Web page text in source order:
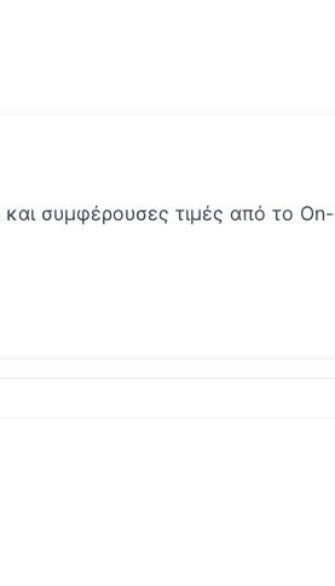
και συμφέρουσες τιμές από το On-